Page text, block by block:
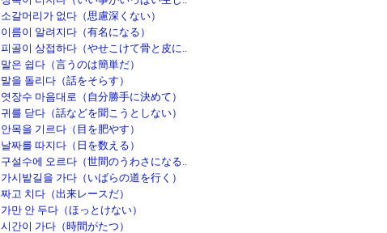
소갈머리가 없다（思慮深くない）
이름이 알려지다（有名になる）
피골이 상접하다（やせこけて骨と皮に..
말은 쉽다（言うのは簡単だ）
말을 돌리다（話をそらす）
엿장수 마음대로（自分勝手に決めて）
귀를 닫다（話などを聞こうとしない）
안목을 기르다（目を肥やす）
날짜를 따지다（日を数える）
구설수에 오르다（世間のうわさになる..
가시밭길을 가다（いばらの道を行く）
짜고 치다（出来レースだ）
가만 안 두다（ほっとけない）
시간이 가다（時間がたつ）